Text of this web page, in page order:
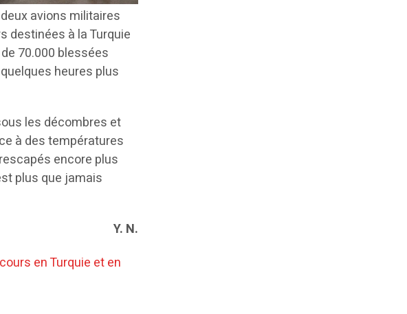
avions militaires
destinées à la Turquie
70.000 blessées
heures plus
les décombres et
à des températures
encore plus
plus que jamais
Y. N.
en Turquie et en